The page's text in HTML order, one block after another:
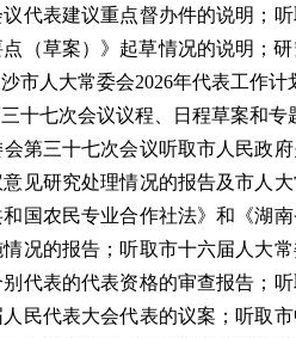
代表建议重点督办件的说明；
（草案）》起草情况的说明；
市人大常委会2026年代表工作计
七次会议议程、日程草案和专
三十七次会议听取市人民政府
见研究处理情况的报告及市人
国农民专业合作社法》和《湖
况的报告；听取市十六届人大
代表的代表资格的审查报告；
民代表大会代表的议案；听取